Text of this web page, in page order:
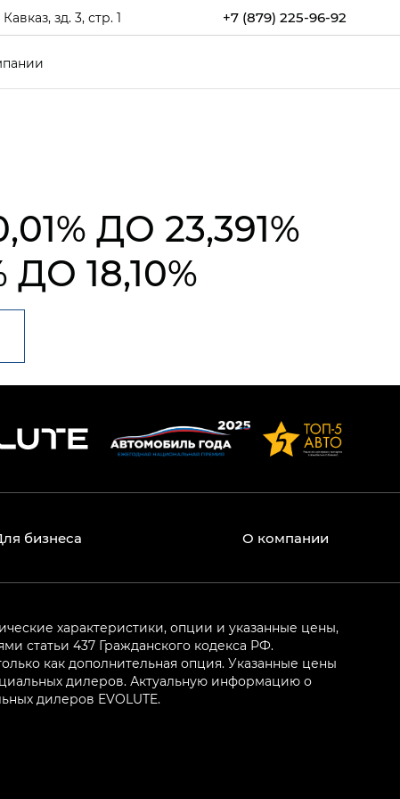
+7 (879) 225-96-92
зд. 3, стр. 1
ДО 23,391%
ДО 18,10%
бизнеса О компании
характеристики, опции и указанные цены,
статьи 437 Гражданского кодекса РФ.
как дополнительная опция. Указанные цены
дилеров. Актуальную информацию о
дилеров EVOLUTE.